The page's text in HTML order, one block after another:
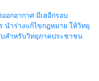
อกอากาศ มีเฮอีกรอบ
นำร่างแก้ไขกฎหมาย ให้วิทยุ
สำหรับวิทยุภาคประชาชน